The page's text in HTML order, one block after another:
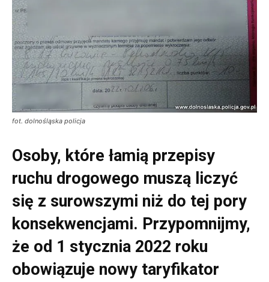
fot. dolnośląska policja
Osoby, które łamią przepisy
ruchu drogowego muszą liczyć
się z surowszymi niż do tej pory
konsekwencjami. Przypomnijmy,
że od 1 stycznia 2022 roku
obowiązuje nowy taryfikator